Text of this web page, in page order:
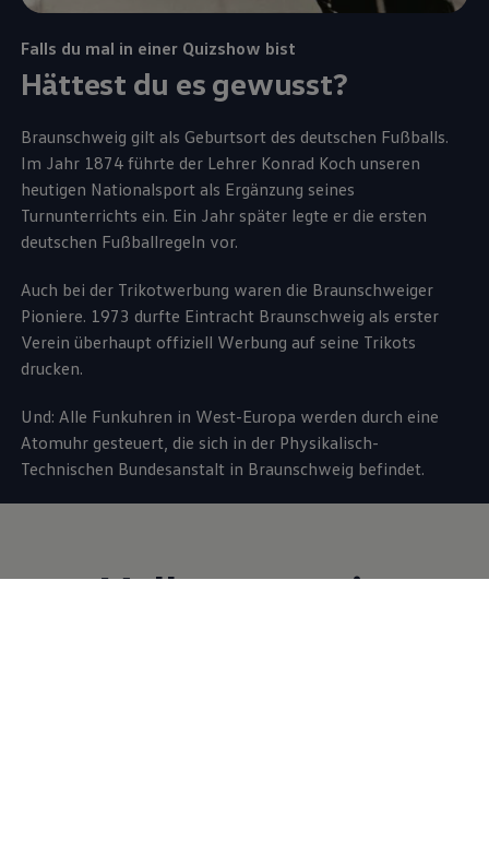
Falls du mal in einer Quizshow bist
Hättest du es gewusst?
Braunschweig gilt als Geburtsort des deutschen Fußballs.
Im Jahr 1874 führte der Lehrer Konrad Koch unseren
heutigen Nationalsport als Ergänzung seines
Turnunterrichts ein. Ein Jahr später legte er die ersten
deutschen Fußballregeln vor.
Auch bei der Trikotwerbung waren die Braunschweiger
Pioniere. 1973 durfte Eintracht Braunschweig als erster
Verein überhaupt offiziell Werbung auf seine Trikots
drucken.
Und: Alle Funkuhren in West-Europa werden durch eine
Atomuhr gesteuert, die sich in der Physikalisch-
Technischen Bundesanstalt in Braunschweig befindet.
Volkswagenin